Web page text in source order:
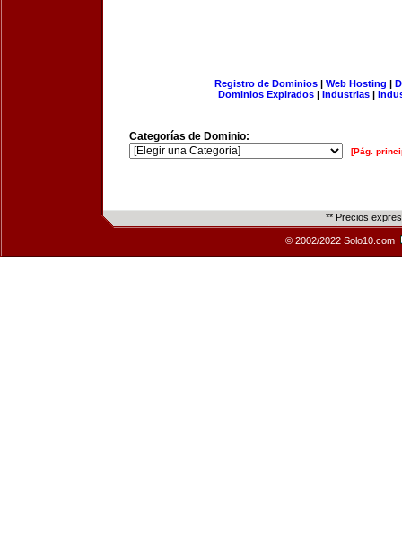
Registro de Dominios| Web Hosting |
Dominios Expirados | Industrias |
Categorías de Dominio:
[Pág.
** Precios
© 2002/2022 Solo10.com